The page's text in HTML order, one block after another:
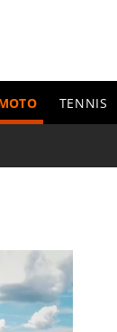
TENNIS